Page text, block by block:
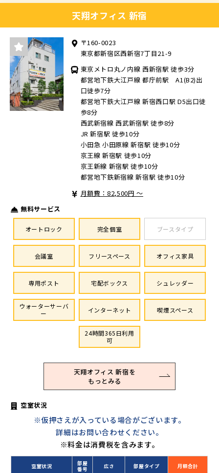
天翔オフィス 新宿
〒160-0023
東京都新宿区西新宿7丁目21-9
東京メトロ丸ノ内線 西新宿駅 徒歩3分
都営地下鉄大江戸線 都庁前駅 A1(B2)出
口徒歩7分
都営地下鉄大江戸線 新宿西口駅 D5出口徒
歩8分
西武新宿線 西武新宿駅 徒歩8分
JR 新宿駅 徒歩10分
小田急 小田原線 新宿駅 徒歩10分
京王線 新宿駅 徒歩10分
京王新線 新宿駅 徒歩10分
都営地下鉄新宿線 新宿駅 徒歩10分
月額費：82,500円 ～
無料サービス
オートロック 完全個室 ブースタイプ
会議室 フリースペース オフィス家具
専用ポスト 宅配ボックス シュレッダー
ウォーターサーバ
ー
インターネット 喫煙スペース
24時間365日利用
可
天翔オフィス 新宿を
もっとみる
空室状況
※仮押さえが入っている場合がございます。
詳細はお問い合わせください。
※料金は消費税を含みます。
空室状況
部屋
番号
広さ 部屋タイプ 月額合計